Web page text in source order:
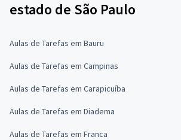
estado de São Paulo
Aulas de Tarefas em Bauru
Aulas de Tarefas em Campinas
Aulas de Tarefas em Carapicuíba
Aulas de Tarefas em Diadema
Aulas de Tarefas em Franca